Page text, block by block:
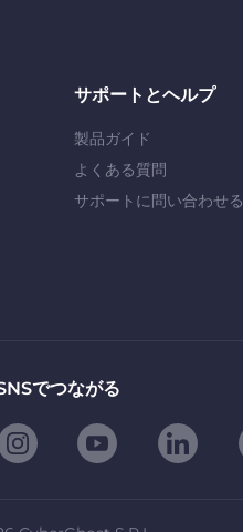
サポートとヘルプ
製品ガイド
よくある質問
サポートに問い合わせる
でつながる